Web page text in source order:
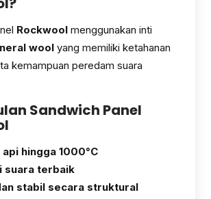
Rockwool menggunakan inti
wool yang memiliki ketahanan
kemampuan peredam suara
Sandwich Panel
api hingga 1000°C
suara terbaik
stabil secara struktural